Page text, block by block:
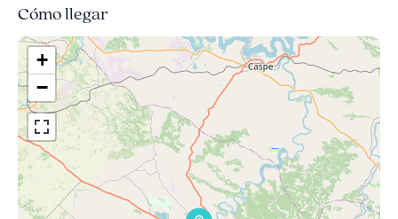
Cómo llegar
+
−